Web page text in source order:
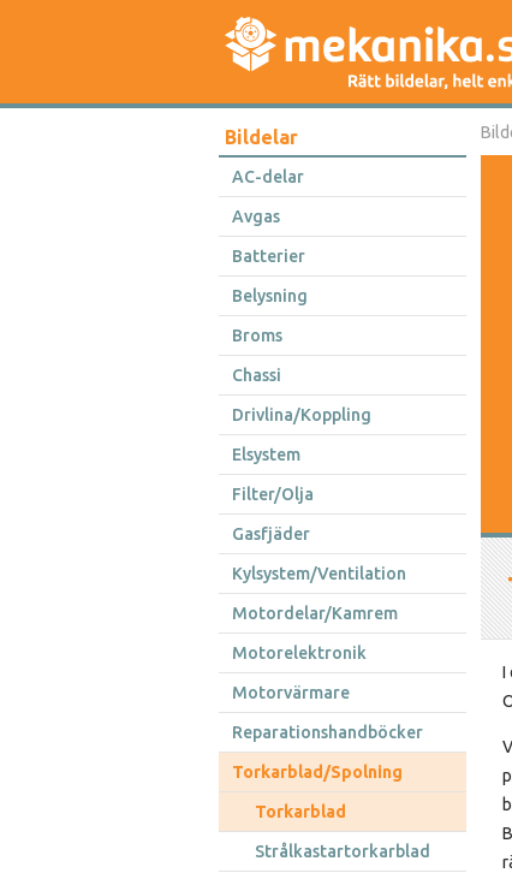
Bildelar
AC-delar
Avgas
Batterier
Belysning
Broms
Chassi
Drivlina/Koppling
Elsystem
Filter/Olja
Gasfjäder
Kylsystem/Ventilation
Motordelar/Kamrem
Motorelektronik
Motorvärmare
Reparationshandböcker
Torkarblad/Spolning
Torkarblad
Strålkastartorkarblad
I